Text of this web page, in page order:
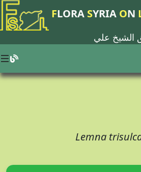
FLORA SYRIA ON
الشيخ علي
Lemna